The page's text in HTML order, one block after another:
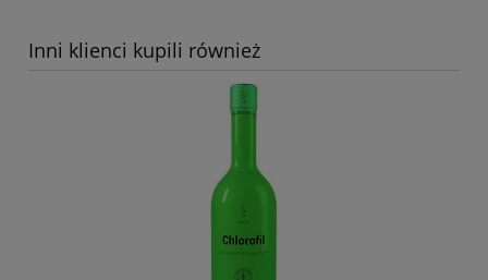
Inni klienci kupili również